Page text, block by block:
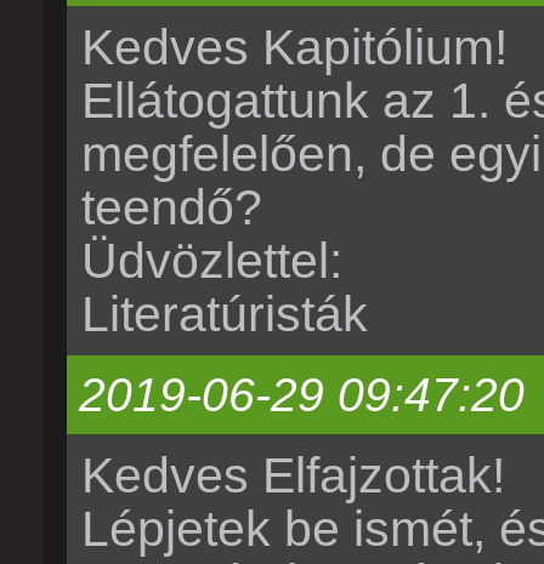
Kedves Kapitólium!
Ellátogattunk az 1.
megfelelően, de
teendő?
Üdvözlettel:
Literatúristák
2019-06-29 09:47:20
Kedves Elfajzottak!
Lépjetek be ismét,